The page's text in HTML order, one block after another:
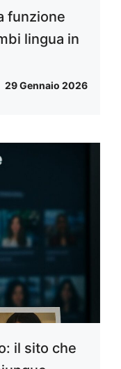
funzione
lingua in
29 Gennaio 2026
il sito che